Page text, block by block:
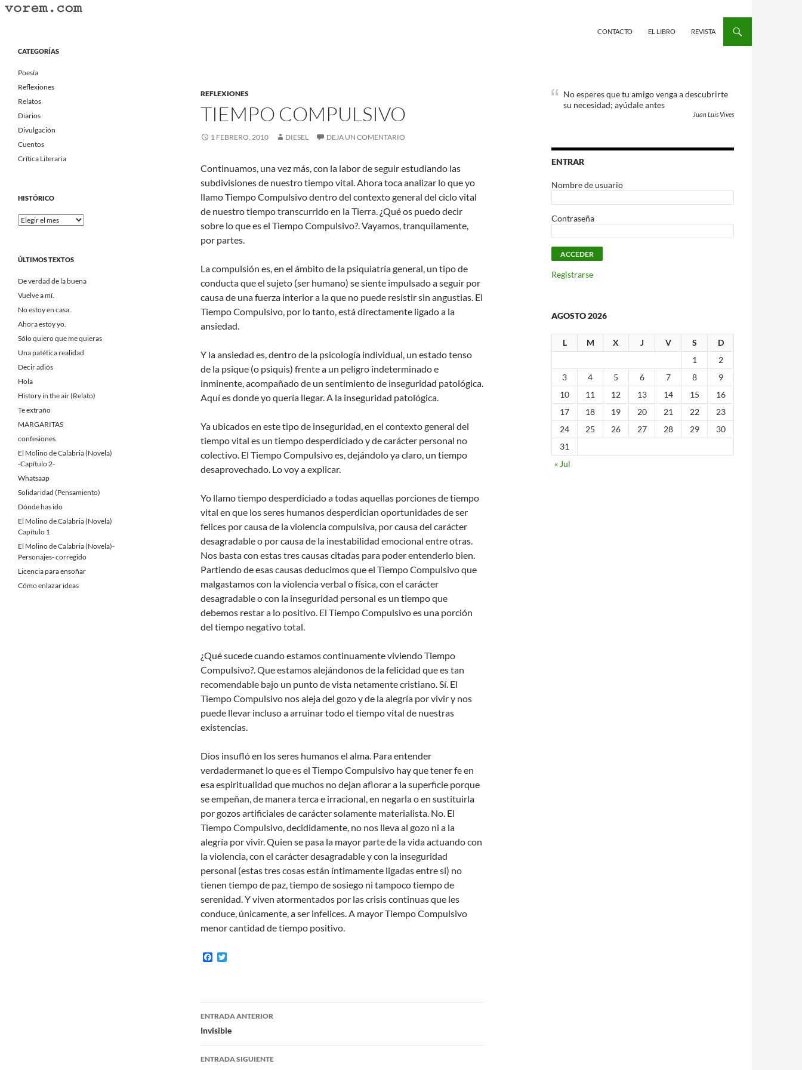
Saltar
CONTACTO EL LIBRO REVISTA
REFLEXIONES
TIEMPO COMPULSIVO
1 FEBRERO, 2010 DIESEL DEJA UN COMENTARIO
Continuamos, una vez más, con la labor de seguir estudiando las
subdivisiones de nuestro tiempo vital. Ahora toca analizar lo que yo
llamo Tiempo Compulsivo dentro del contexto general del ciclo vital
de nuestro tiempo transcurrido en la Tierra. ¿Qué os puedo decir
sobre lo que es el Tiempo Compulsivo?. Vayamos, tranquilamente,
por partes.
La compulsión es, en el ámbito de la psiquiatría general, un tipo de
conducta que el sujeto (ser humano) se siente impulsado a seguir por
causa de una fuerza interior a la que no puede resistir sin angustias. El
Tiempo Compulsivo, por lo tanto, está directamente ligado a la
ansiedad.
Y la ansiedad es, dentro de la psicología individual, un estado tenso
de la psique (o psiquis) frente a un peligro indeterminado e
inminente, acompañado de un sentimiento de inseguridad patológica.
Aquí es donde yo quería llegar. A la inseguridad patológica.
Ya ubicados en este tipo de inseguridad, en el contexto general del
tiempo vital es un tiempo desperdiciado y de carácter personal no
colectivo. El Tiempo Compulsivo es, dejándolo ya claro, un tiempo
desaprovechado. Lo voy a explicar.
Yo llamo tiempo desperdiciado a todas aquellas porciones de tiempo
vital en que los seres humanos desperdician oportunidades de ser
felices por causa de la violencia compulsiva, por causa del carácter
desagradable o por causa de la inestabilidad emocional entre otras.
Nos basta con estas tres causas citadas para poder entenderlo bien.
Partiendo de esas causas deducimos que el Tiempo Compulsivo que
malgastamos con la violencia verbal o física, con el carácter
desagradable o con la inseguridad personal es un tiempo que
debemos restar a lo positivo. El Tiempo Compulsivo es una porción
del tiempo negativo total.
¿Qué sucede cuando estamos continuamente viviendo Tiempo
Compulsivo?. Que estamos alejándonos de la felicidad que es tan
recomendable bajo un punto de vista netamente cristiano. Sí. El
Tiempo Compulsivo nos aleja del gozo y de la alegría por vivir y nos
puede llevar incluso a arruinar todo el tiempo vital de nuestras
existencias.
Dios insufló en los seres humanos el alma. Para entender
verdadermanet lo que es el Tiempo Compulsivo hay que tener fe en
esa espiritualidad que muchos no dejan aflorar a la superficie porque
se empeñan, de manera terca e irracional, en negarla o en sustituirla
por gozos artificiales de carácter solamente materialista. No. El
Tiempo Compulsivo, decididamente, no nos lleva al gozo ni a la
alegría por vivir. Quien se pasa la mayor parte de la vida actuando con
la violencia, con el carácter desagradable y con la inseguridad
personal (estas tres cosas están íntimamente ligadas entre si) no
tienen tiempo de paz, tiempo de sosiego ni tampoco tiempo de
serenidad. Y viven atormentados por las crisis continuas que les
conduce, únicamente, a ser infelices. A mayor Tiempo Compulsivo
menor cantidad de tiempo positivo.
F
o
o
e
r
Navegación
de
entradas
ENTRADA ANTERIOR
Invisible
ENTRADA SIGUIENTE
No esperes que tu amigo venga a descubrirte
su necesidad; ayúdale antes
Juan Luis Vives
ENTRAR
Nombre de usuario
Contraseña
Registrarse
AGOSTO 2026
L M X J V S
D
1
2
3
4 5 6 7 8
9
10
11 12 13 14 15
16
17
18 19 20 21 22
23
24
25 26 27 28 29
30
31
« Jul
Portal Literario Independiente
CATEGORÍAS
Poesía
Reflexiones
Relatos
Diarios
Divulgación
Cuentos
Crítica Literaria
HISTÓRICO
Histórico
ÚLTIMOS TEXTOS
De verdad de la buena
Vuelve a mí.
No estoy en casa.
Ahora estoy yo.
Sólo quiero que me quieras
Una patética realidad
Decir adiós
Hola
History in the air (Relato)
Te extraño
MARGARITAS
confesiones
El Molino de Calabria (Novela)
-Capítulo 2-
Whatsaap
Solidaridad (Pensamiento)
Dónde has ido
El Molino de Calabria (Novela)
Capítulo 1
El Molino de Calabria (Novela)-
Personajes- corregido
Licencia para ensoñar
Cómo enlazar ideas